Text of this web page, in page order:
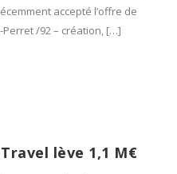
accepté l’offre de
Perret /92 – création, […]
lève 1,1 M€